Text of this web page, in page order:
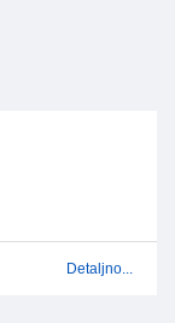
Detaljno...